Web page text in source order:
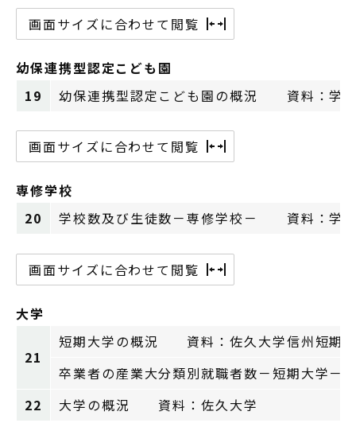
画面サイズに合わせて閲覧
幼保連携型認定こども園
19
幼保連携型認定こども園の概況 資料：学
画面サイズに合わせて閲覧
専修学校
20
学校数及び生徒数－専修学校－ 資料：学
画面サイズに合わせて閲覧
大学
21
短期大学の概況 資料：佐久大学信州短期
卒業者の産業大分類別就職者数－短期大学
22
大学の概況 資料：佐久大学